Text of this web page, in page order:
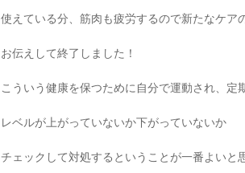
使えている分、筋肉も疲労するので新たなケア
お伝えして終了しました！
こういう健康を保つために自分で運動され、定
レベルが上がっていないか下がっていないか
チェックして対処するということが一番よいと